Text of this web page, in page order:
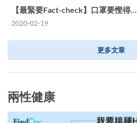
【最緊要Fact-check】口罩要慳得…
2020-02-19
更多文章
兩性健康